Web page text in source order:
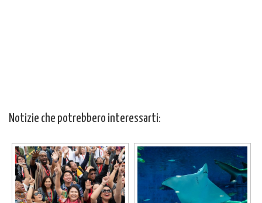
Notizie che potrebbero interessarti: